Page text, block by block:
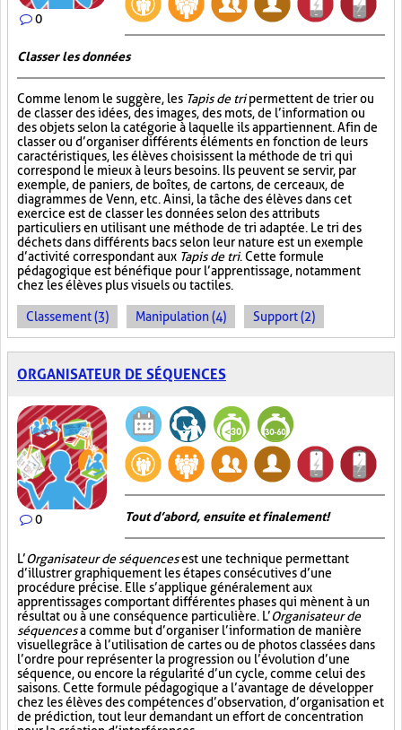
0
Classer les données
Comme le nom le suggère, les Tapis de tripermettent de trier ou
de classer des idées, des images, des mots, de l’information ou
des objets selon la catégorie à laquelle ils appartiennent. Afin de
classer ou d’organiser différents éléments en fonction de leurs
caractéristiques, les élèves choisissent la méthode de tri qui
correspond le mieux à leurs besoins. Ils peuvent se servir, par
exemple, de paniers, de boîtes, de cartons, de cerceaux, de
diagrammes de Venn, etc. Ainsi, la tâche des élèves dans cet
exercice est de classer les données selon des attributs
particuliers en utilisant une méthode de tri adaptée. Le tri des
déchets dans différents bacs selon leur nature est un exemple
d’activité correspondant aux Tapis de tri. Cette formule
pédagogique est bénéfique pour l’apprentissage, notamment
chez les élèves plus visuels ou tactiles.
Classement (3) Manipulation (4) Support (2)
ORGANISATEUR DE SÉQUENCES
0 Tout d’abord, ensuite et finalement!
L’Organisateur de séquencesest une technique permettant
d’illustrer graphiquement les étapes consécutives d’une
procédure précise. Elle s’applique généralement aux
apprentissages comportant différentes phases qui mènent à un
résultat ou à une conséquence particulière. L’Organisateur de
séquencesa comme but d’organiser l’information de manière
visuellegrâce à l’utilisation de cartes ou de photos classées dans
l’ordre pour représenter la progression ou l’évolution d’une
séquence, ou encore la régularité d’un cycle, comme celui des
saisons. Cette formule pédagogique a l’avantage de développer
chez les élèves des compétences d’observation, d’organisation et
de prédiction, tout leur demandant un effort de concentration